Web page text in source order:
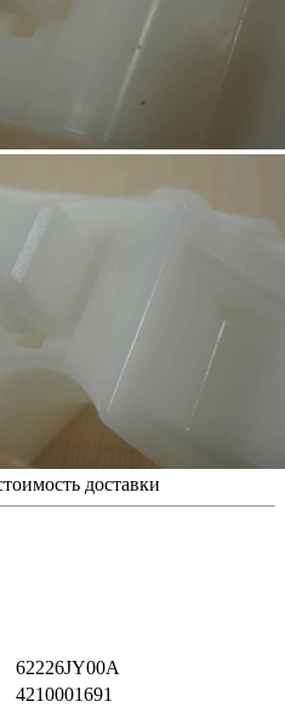
доставки
62226JY00A
4210001691